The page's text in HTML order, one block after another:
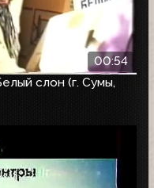
00:54
слон (г. Сумы,